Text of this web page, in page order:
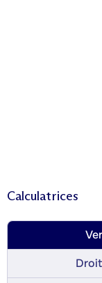
Calculatrices